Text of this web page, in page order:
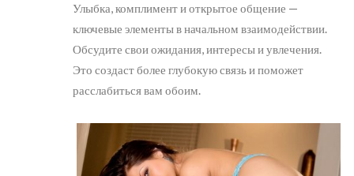
Улыбка, комплимент и открытое общение —
ключевые элементы в начальном взаимодействии.
Обсудите свои ожидания, интересы и увлечения.
Это создаст более глубокую связь и поможет
расслабиться вам обоим.